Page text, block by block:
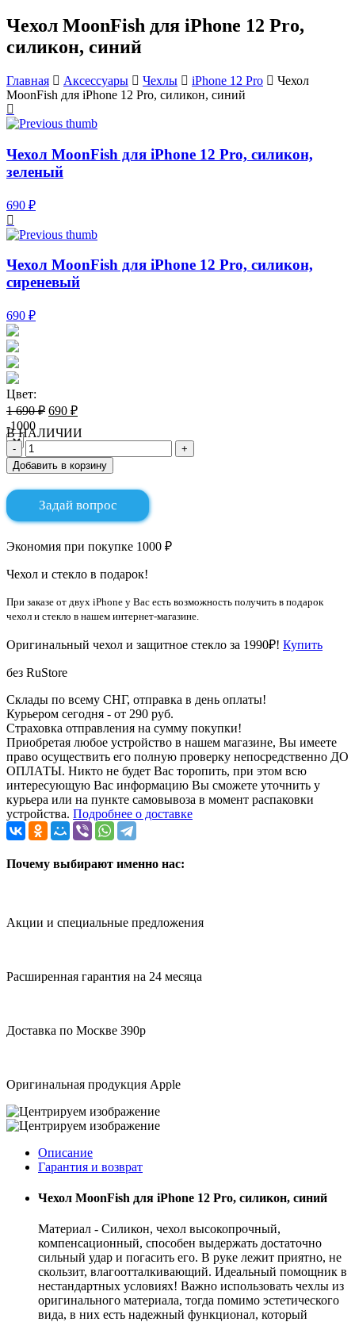
Чехол MoonFish для iPhone 12 Pro,
силикон, синий
Главная Аксессуары Чехлы iPhone 12 Pro
Чехол
MoonFish для iPhone 12 Pro, силикон, синий
Чехол MoonFish для iPhone 12 Pro, силикон,
зеленый
690 ₽
Чехол MoonFish для iPhone 12 Pro, силикон,
сиреневый
690 ₽
Цвет:
1 690 ₽ 690 ₽
-1000
В НАЛИЧИИ
Добавить в корзину
Задай вопрос
Экономия при покупке 1000 ₽
Чехол и стекло в подарок!
При заказе от двух iPhone у Вас есть возможность получить в подарок
чехол и стекло в нашем интернет-магазине.
Оригинальный чехол и защитное стекло за 1990₽! Купить
без RuStore
Склады по всему СНГ, отправка в день оплаты!
Курьером сегодня - от 290 руб.
Страховка отправления на сумму покупки!
Приобретая любое устройство в нашем магазине, Вы имеете
право осуществить его полную проверку непосредственно ДО
ОПЛАТЫ. Никто не будет Вас торопить, при этом всю
интересующую Вас информацию Вы сможете уточнить у
курьера или на пункте самовывоза в момент распаковки
устройства. Подробнее о доставке
Почему выбирают именно нас:
Акции и специальные предложения
Расширенная гарантия на 24 месяца
Доставка по Москве 390р
Оригинальная продукция Apple
Описание
Гарантия и возврат
Чехол MoonFish для iPhone 12 Pro, силикон, синий
Материал - Силикон, чехол высокопрочный,
компенсационный, способен выдержать достаточно
сильный удар и погасить его. В руке лежит приятно, не
скользит, влагоотталкивающий. Идеальный помощник в
нестандартных условиях! Важно использовать чехлы из
оригинального материала, тогда помимо эстетического
вида, в них есть надежный функционал, который